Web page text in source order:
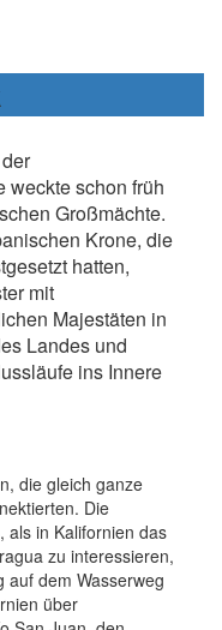
weckte schon früh
Großmächte.
Krone, die
hatten,
mit
Majestäten in
Landes und
ins Innere
die gleich ganze
Die
als in Kalifornien das
zu interessieren,
auf dem Wasserweg
über